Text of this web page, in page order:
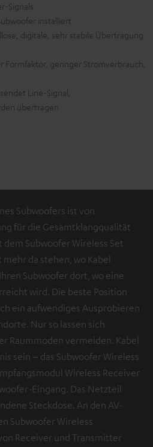
Signals
installiert
digitale, sehr stabile Übertragung
Formfaktor, geringer Stromverbrauch,
Line-Signal,
übertragen
Subwoofers ist von
für die Gesamtklangqualität
Subwoofer Wireless Set
da stehen, wo Kabel
Subwoofer dort, wo eine
wird. Die beste Position
ein aufwendiges Ausprobieren
Nur so lassen sich
Raummoden vermeiden. Kabel
sein – das Subwoofer Wireless
Wireless Receiver
Eingang. Das Netzteil
Steckdose. An den AV-
Subwoofer Wireless
Receiver und Transmitter